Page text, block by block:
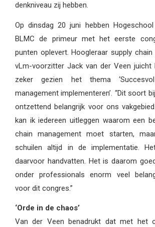
denkniveau zij hebben.
Op dinsdag 20 juni hebben
BLMC de primeur met het eerste
punten oplevert. Hoogleraar supply
vLm-voorzitter Jack van der Veen juicht
zeker gezien het thema
management implementeren’. “Dit soort
ontzettend belangrijk voor ons
kan ik iedereen uitleggen waarom een
chain management moet starten,
schuilen altijd in de implementatie.
daarvoor handvatten. Het is daarom
onder professionals enorm veel
voor dit congres.”
‘Orde in de chaos’
Van der Veen benadrukt dat met het